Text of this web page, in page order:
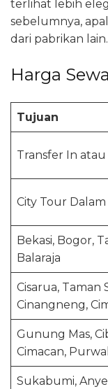
terlihat lebih
sebelumnya,
dari pabrikan lain.
Harga
Tujuan
Transfer In
City Tour
Bekasi, Bogor,
Balaraja
Cisarua, Taman
Cinangneng,
Gunung Mas,
Cimacan,
Sukabumi,